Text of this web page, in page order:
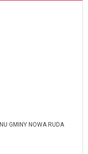
GMINY NOWA RUDA